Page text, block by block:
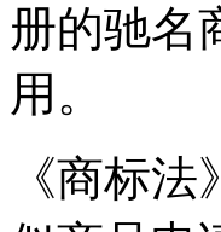
册的驰名
用。
《商标